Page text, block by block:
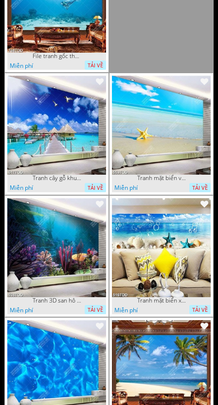
File tranh gốc thợ lặn dưới đại dương
Miễn phí
TẢI VỀ
Tranh cây gỗ khu nghỉ dưỡng trên biển đẹp
Miễn phí
TẢI VỀ
Tranh mặt biển và sao biển chất lượng cao
Miễn phí
TẢI VỀ
Tranh 3D san hô và đại dương đẹp độc đáo
Miễn phí
TẢI VỀ
Tranh mặt biển xanh psd
Miễn phí
TẢI VỀ